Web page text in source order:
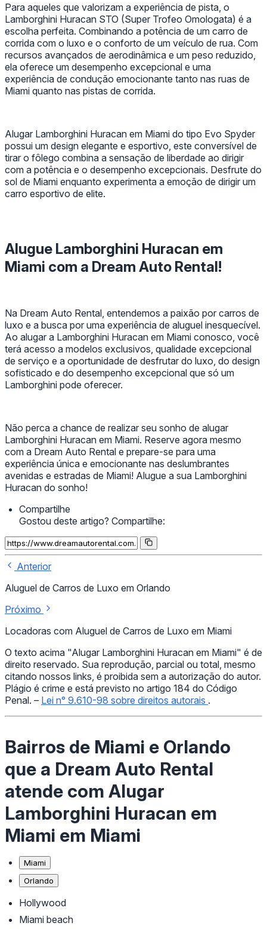
Para aqueles que valorizam a experiência de pista, o
Lamborghini Huracan STO (Super Trofeo Omologata) é a
escolha perfeita. Combinando a potência de um carro de
corrida com o luxo e o conforto de um veículo de rua. Com
recursos avançados de aerodinâmica e um peso reduzido,
ela oferece um desempenho excepcional e uma
experiência de condução emocionante tanto nas ruas de
Miami quanto nas pistas de corrida.
Alugar Lamborghini Huracan em Miami do tipo Evo Spyder
possui um design elegante e esportivo, este conversível de
tirar o fôlego combina a sensação de liberdade ao dirigir
com a potência e o desempenho excepcionais. Desfrute do
sol de Miami enquanto experimenta a emoção de dirigir um
carro esportivo de elite.
Alugue Lamborghini Huracan em
Miami com a Dream Auto Rental!
Na Dream Auto Rental, entendemos a paixão por carros de
luxo e a busca por uma experiência de aluguel inesquecível.
Ao alugar a Lamborghini Huracan em Miami conosco, você
terá acesso a modelos exclusivos, qualidade excepcional
de serviço e a oportunidade de desfrutar do luxo, do design
sofisticado e do desempenho excepcional que só um
Lamborghini pode oferecer.
Não perca a chance de realizar seu sonho de alugar
Lamborghini Huracan em Miami. Reserve agora mesmo
com a Dream Auto Rental e prepare-se para uma
experiência única e emocionante nas deslumbrantes
avenidas e estradas de Miami! Alugue a sua Lamborghini
Huracan do sonho!
Compartilhe
Gostou deste artigo? Compartilhe:
Anterior
Aluguel de Carros de Luxo em Orlando
Próximo
Locadoras com Aluguel de Carros de Luxo em Miami
O texto acima "Alugar Lamborghini Huracan em Miami" é de
direito reservado. Sua reprodução, parcial ou total, mesmo
citando nossos links, é proibida sem a autorização do autor.
Plágio é crime e está previsto no artigo 184 do Código
Penal. – Lei n° 9.610-98 sobre direitos autorais .
Bairros de Miami e Orlando
que a Dream Auto Rental
atende com Alugar
Lamborghini Huracan em
Miami em Miami
Miami
Orlando
Hollywood
Miami beach